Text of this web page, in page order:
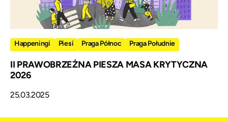
Happeningi Piesi Praga Północ Praga Południe
II PRAWOBRZEŻNA PIESZA MASA KRYTYCZNA
2026
25.03.2025